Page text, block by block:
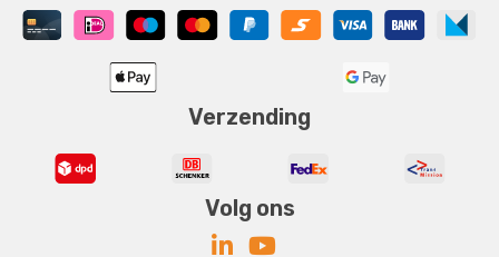
Verzending
Volg ons